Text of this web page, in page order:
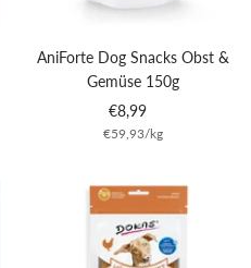
AniForte Dog Snacks Obst &
Gemüse 150g
Angebotspreis
€8,99
€59,93/kg